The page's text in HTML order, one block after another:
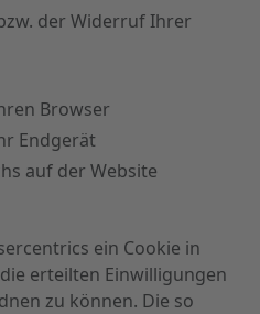
der Widerruf Ihrer
Browser
Endgerät
auf der Website
ein Cookie in
erteilten Einwilligungen
zu können. Die so